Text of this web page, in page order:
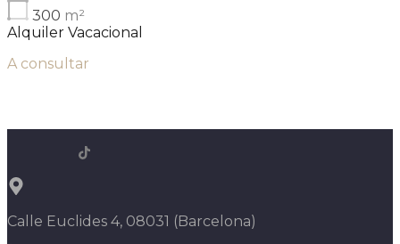
300 m²
Alquiler Vacacional
A consultar
Calle Euclides 4, 08031 (Barcelona)